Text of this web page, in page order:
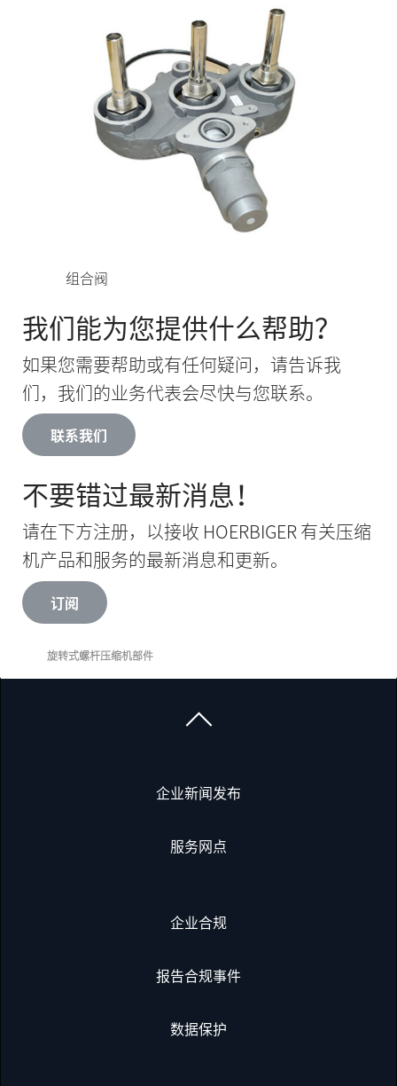
组合阀
我们能为您提供什么帮助？
如果您需要帮助或有任何疑问，请告诉我
们，我们的业务代表会尽快与您联系。
联系我们
不要错过最新消息！
请在下方注册，以接收 HOERBIGER 有关压缩
机产品和服务的最新消息和更新。
订阅
旋转式螺杆压缩机部件
企业新闻发布
服务网点
企业合规
报告合规事件
数据保护